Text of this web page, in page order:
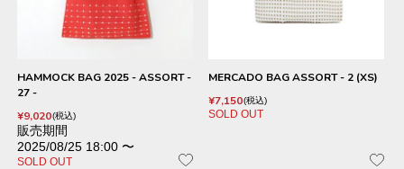
HAMMOCK BAG 2025 - ASSORT -
27 -
¥9,020 税込
販売期間
2025/08/25 18:00 〜
SOLD OUT
MERCADO BAG ASSORT - 2 (XS)
¥7,150 税込
SOLD OUT